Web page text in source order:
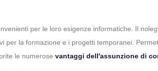
per le loro esigenze informatiche. Il
per la formazione e i progetti temporanei.
le numerose vantaggi dell'assunzione di